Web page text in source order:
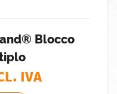
Blocco
IVA